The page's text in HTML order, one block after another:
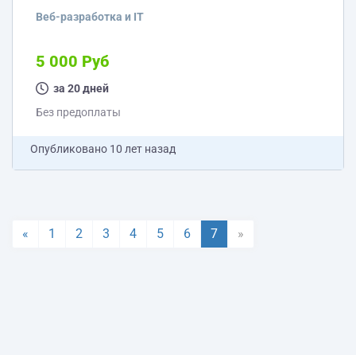
адреса и так далее) Необходимо сделать так что бы
подтягивалась бы информация из карточки товара.
Необходимо доработать карточку товара таким
образом что бы можно было в описание товара
Веб-разработка и IT
5 000 Руб
за 20 дней
Без предоплаты
Опубликовано 10 лет назад
« 1 2 3 4 5 6 7 »